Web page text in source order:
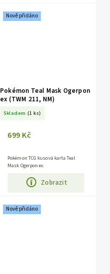
Nově přidáno
Pokémon Teal Mask Ogerpon
ex (TWM 211, NM)
Skladem (1 ks)
699 Kč
Zobrazit
Pokémon TCG kusová karta Teal
Mask Ogerpon ex.
Nově přidáno